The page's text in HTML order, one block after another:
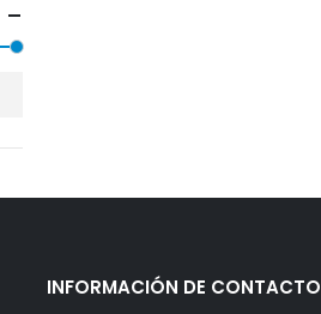
INFORMACIÓN DE CONTACTO